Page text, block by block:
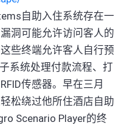
自助入住系统存在一
洞可能允许访问客人的
些终端允许客人自行预
系统处理付款流程、打
传感器。早在三月
松绕过他所住酒店自助
Scenario Player的终